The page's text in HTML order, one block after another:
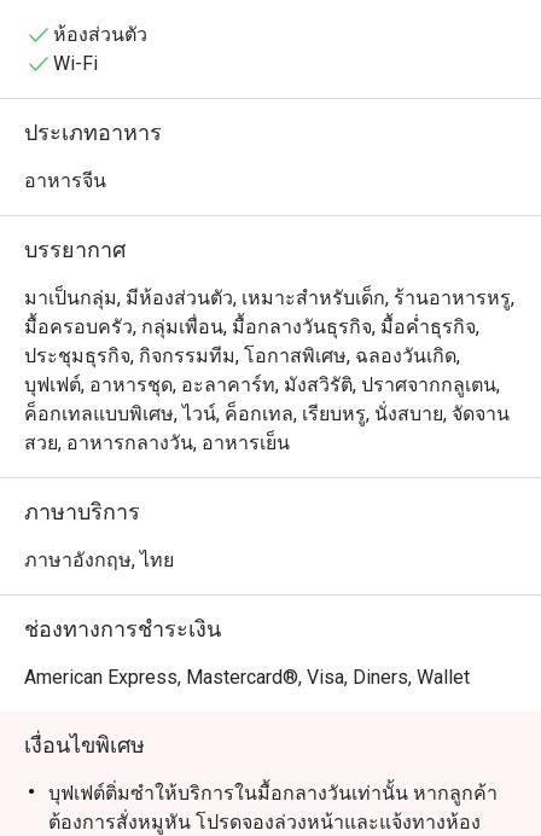
กุ้ง เนื้อเด้ง เสิร์ฟร้อน ๆ | ปลากระพงนึ่งมะนาว เปรี้ยวเผ็ด
หอมสมุนไพร | ซาลาเปาครีมลาวา ไส้เยิ้มหวานมัน | ปอ
เนื้อนุ่ม | เป็ดปักกิ่งม้วนแผ่นแป้ง ชุ่มซอส | ข้าวผัดทะเลซอส
ห้องส่วนตัว
Wi-Fi
ประเภทอาหาร
อาหารจีน
บรรยากาศ
มาเป็นกลุ่ม, มีห้องส่วนตัว, เหมาะสำหรับเด็ก, ร้านอาหารหรู,
มื้อครอบครัว, กลุ่มเพื่อน, มื้อกลางวันธุรกิจ, มื้อค่ำธุรกิจ,
ประชุมธุรกิจ, กิจกรรมทีม, โอกาสพิเศษ, ฉลองวันเกิด,
บุฟเฟต์, อาหารชุด, อะลาคาร์ท, มังสวิรัติ, ปราศจากกลูเตน,
ค็อกเทลแบบพิเศษ, ไวน์, ค็อกเทล, เรียบหรู, นั่งสบาย, จัดจาน
สวย, อาหารกลางวัน, อาหารเย็น
ภาษาบริการ
ภาษาอังกฤษ, ไทย
ช่องทางการชำระเงิน
American Express, Mastercard®, Visa, Diners, Wallet
เงื่อนไขพิเศษ
บุฟเฟต์ติ่มซำให้บริการในมื้อกลางวันเท่านั้น หากลูกค้า
ต้องการสั่งหมูหัน โปรดจองล่วงหน้าและแจ้งทางห้อง